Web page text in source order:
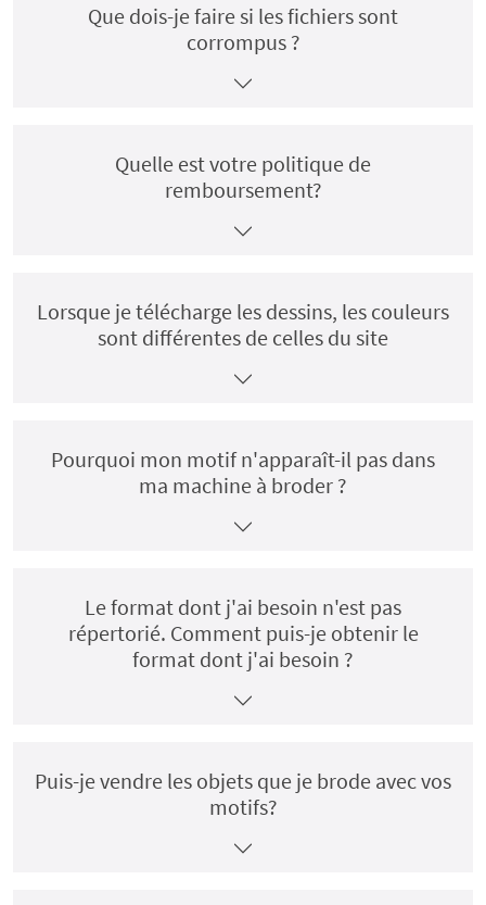
Que dois-je faire si les fichiers sont
corrompus ?
Quelle est votre politique de
remboursement?
Lorsque je télécharge les dessins, les couleurs
sont différentes de celles du site
Pourquoi mon motif n'apparaît-il pas dans
ma machine à broder ?
Le format dont j'ai besoin n'est pas
répertorié. Comment puis-je obtenir le
format dont j'ai besoin ?
Puis-je vendre les objets que je brode avec vos
motifs?